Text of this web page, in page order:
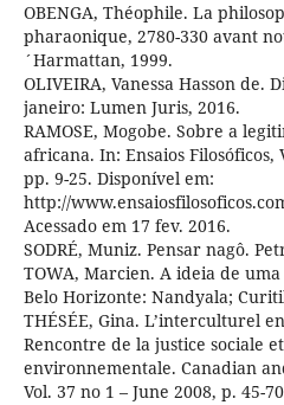
OBENGA, Théophile. La
pharaonique, 2780-330 avant
´Harmattan, 1999.
OLIVEIRA, Vanessa Hasson de.
janeiro: Lumen Juris, 2016.
RAMOSE, Mogobe. Sobre a
africana. In: Ensaios Filosóficos,
pp. 9-25. Disponível em:
http://
Acessado em 17 fev. 2016.
SODRÉ, Muniz. Pensar nagô.
TOWA, Marcien. A ideia de
Belo Horizonte: Nandyala;
THÉSÉE, Gina. L’interculturel
Rencontre de la justice sociale
environnementale. Canadian
Vol. 37 no 1 – June 2008, p. 45-